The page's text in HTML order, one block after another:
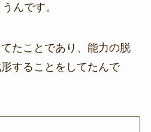
んです。
たことであり、能力の脱
することをしてたんで